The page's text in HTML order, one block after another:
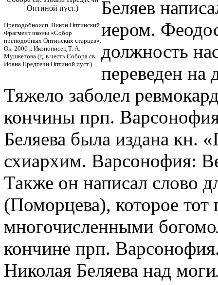
Оптиной пуст.)
Преподобноисп. Никон Оптинский.
Фрагмент иконы «Собор
преподобных Оптинских старцев».
Ок. 2006 г. Иконописец Т. А.
Мушкетова (ц. в честь Собора св.
Иоана Предтечи Оптиной пуст.)
Беляев
иером.
должность
переведен на
Тяжело заболел
кончины прп.
Беляева была издана кн.
схиархим. Варсонофия:
Также он написал слово
(Поморцева), которое тот
многочисленными
кончине прп.
Николая Беляева над